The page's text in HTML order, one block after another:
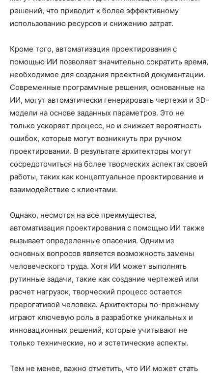
решений, что приводит к более эффективному
использованию ресурсов и снижению затрат.
Кроме того, автоматизация проектирования с
помощью ИИ позволяет значительно сократить время,
необходимое для создания проектной документации.
Современные программные решения, основанные на
ИИ, могут автоматически генерировать чертежи и 3D-
модели на основе заданных параметров. Это не
только ускоряет процесс, но и снижает вероятность
ошибок, которые могут возникнуть при ручном
проектировании. В результате архитекторы могут
сосредоточиться на более творческих аспектах своей
работы, таких как концептуальное проектирование и
взаимодействие с клиентами.
Однако, несмотря на все преимущества,
автоматизация проектирования с помощью ИИ также
вызывает определенные опасения. Одним из
основных вопросов является возможность замены
человеческого труда. Хотя ИИ может выполнять
рутинные задачи, такие как создание чертежей или
расчет нагрузок, творческий процесс остается
прерогативой человека. Архитекторы по-прежнему
играют ключевую роль в разработке уникальных и
инновационных решений, которые учитывают не
только технические, но и эстетические аспекты.
Тем не менее, важно отметить, что ИИ может стать